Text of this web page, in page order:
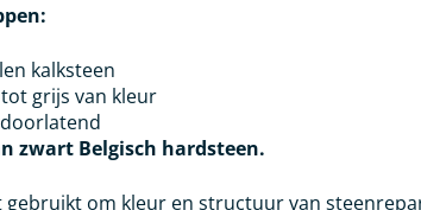
kalksteen
grijs van kleur
zwart Belgisch hardsteen.
gebruikt om kleur en structuur van